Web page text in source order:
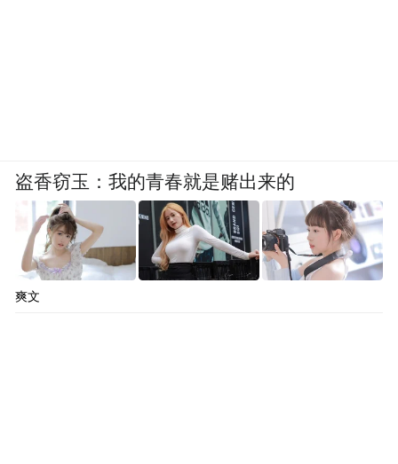
盗香窃玉：我的青春就是赌出来的
爽文